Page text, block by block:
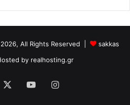
All Rights Reserved |
sakkas
by realhosting.gr
YouTubeInstagram